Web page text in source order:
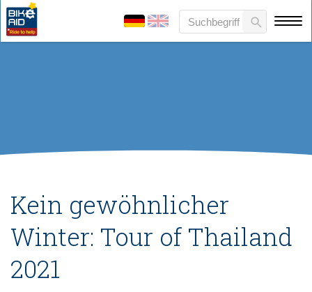
Kein gewöhnlicher
Winter: Tour of Thailand
2021